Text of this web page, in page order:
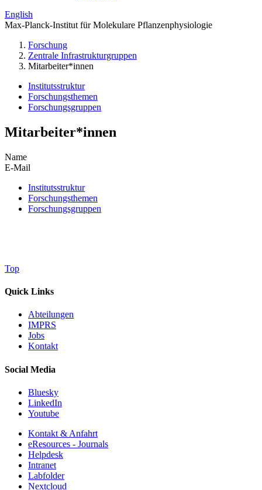
English
Max-Planck-Institut für Molekulare Pflanzenphysiologie
Forschung
Zentrale Infrastrukturgruppen
Mitarbeiter*innen
Institutsstruktur
Forschungsthemen
Forschungsgruppen
Mitarbeiter*innen
Name
E-Mail
Institutsstruktur
Forschungsthemen
Forschungsgruppen
Top
Quick Links
Abteilungen
IMPRS
Jobs
Kontakt
Social Media
Bluesky
LinkedIn
Youtube
Kontakt & Anfahrt
eResources - Journals
Helpdesk
Intranet
Labfolder
Nextcloud